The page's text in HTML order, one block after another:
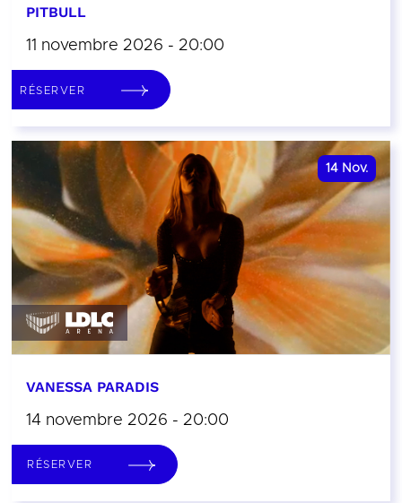
PITBULL
11 novembre 2026 - 20:00
RÉSERVER
14 Nov.
VANESSA PARADIS
14 novembre 2026 - 20:00
RÉSERVER